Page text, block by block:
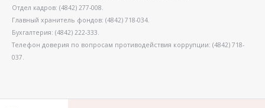
Отдел кадров: (4842) 277-008.
Главный хранитель фондов: (4842) 718-034.
Бухгалтерия: (4842) 222-333.
Телефон доверия по вопросам противодействия коррупции: (4842) 718-
037.